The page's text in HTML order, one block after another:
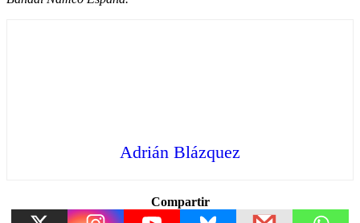
Adrián Blázquez
Compartir